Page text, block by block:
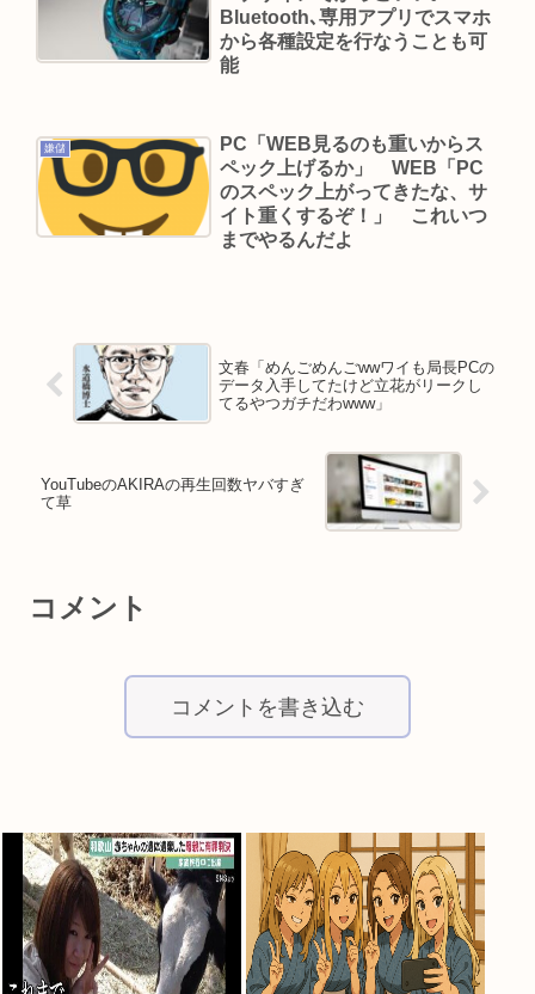
Bluetooth､専用アプリでスマホ
から各種設定を行なうことも可
能
嫌儲
PC「WEB見るのも重いからス
ペック上げるか」 WEB「PC
のスペック上がってきたな、サ
イト重くするぞ！」 これいつ
までやるんだよ
文春「めんごめんごwwワイも局長PCの
データ入手してたけど立花がリークし
てるやつガチだわwww」
YouTubeのAKIRAの再生回数ヤバすぎ
て草
コメント
コメントを書き込む